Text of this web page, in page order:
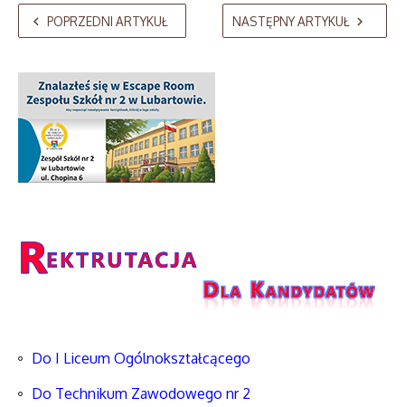
POPRZEDNI ARTYKUŁ NASTĘPNY ARTYKUŁ
Do I Liceum Ogólnokształcącego
Do Technikum Zawodowego nr 2